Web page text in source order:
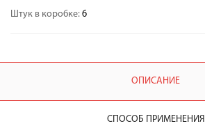
Штук в коробке: 6
ОПИСАНИЕ
СПОСОБ ПРИМЕНЕНИЯ